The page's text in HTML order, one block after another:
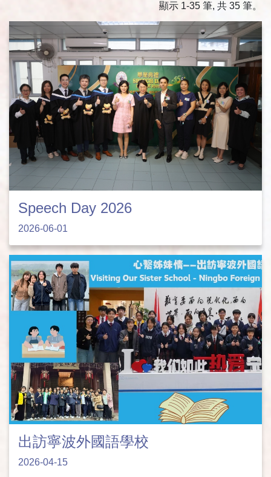
顯示 1-35 筆, 共 35 筆。
Speech Day 2026
2026-06-01
出訪寧波外國語學校
2026-04-15